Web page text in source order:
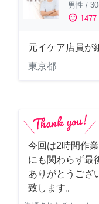
男性 /
sentiment_satisfied 1477
元イケア店員が
東京都
今回は2時間作
にも関わらず最
ありがとうござ
致します。